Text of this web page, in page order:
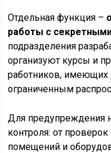
Отдельная функция –
работы с
подразделения
организуют курсы и
работников, имеющих
ограниченным
Для предупреждения
контроля: от
помещений и